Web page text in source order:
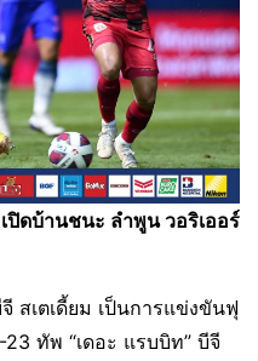
ปิดบ้านชนะ ลำพูน วอริเออร์
สเตเดี้ยม เป็นการแข่งขันฟุ
ทัพ “เดอะ แรบบิท” บีจี